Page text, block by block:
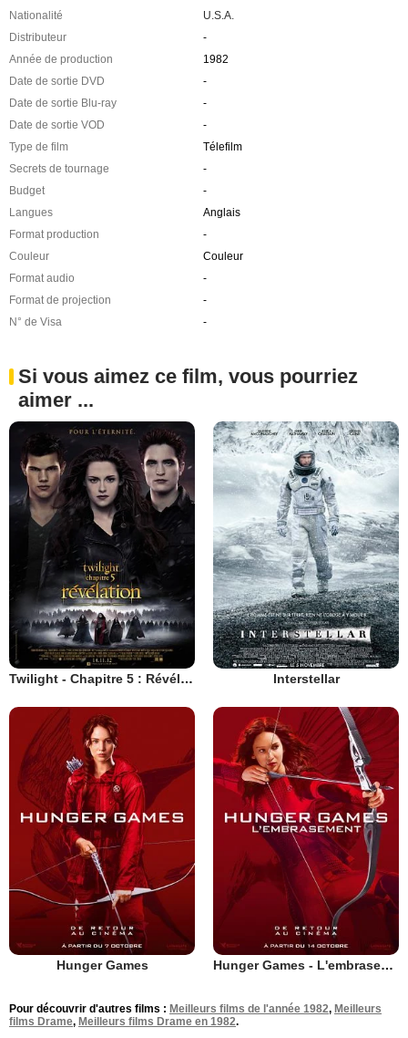
Nationalité
U.S.A.
Distributeur
-
Année de production
1982
Date de sortie DVD
-
Date de sortie Blu-ray
-
Date de sortie VOD
-
Type de film
Télefilm
Secrets de tournage
-
Budget
-
Langues
Anglais
Format production
-
Couleur
Couleur
Format audio
-
Format de projection
-
N° de Visa
-
Si vous aimez ce film, vous pourriez
aimer ...
Twilight - Chapitre 5 : Révélation 2e partie Interstellar
Hunger Games Hunger Games - L'embrasement
Pour découvrir d'autres films : Meilleurs films de l'année 1982, Meilleurs
films Drame, Meilleurs films Drame en 1982.